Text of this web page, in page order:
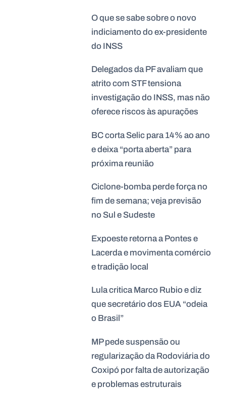
O que se sabe sobre o novo
indiciamento do ex-presidente
do INSS
Delegados da PF avaliam que
atrito com STF tensiona
investigação do INSS, mas não
oferece riscos às apurações
BC corta Selic para 14% ao ano
e deixa “porta aberta” para
próxima reunião
Ciclone-bomba perde força no
fim de semana; veja previsão
no Sul e Sudeste
Expoeste retorna a Pontes e
Lacerda e movimenta comércio
e tradição local
Lula critica Marco Rubio e diz
que secretário dos EUA “odeia
o Brasil”
MP pede suspensão ou
regularização da Rodoviária do
Coxipó por falta de autorização
e problemas estruturais